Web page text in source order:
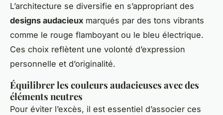
L’architecture se diversifie en s’appropriant des
designs audacieux marqués par des tons vibrants
comme le rouge flamboyant ou le bleu électrique.
Ces choix reflètent une volonté d’expression
personnelle et d’originalité.
Équilibrer les couleurs audacieuses avec des
éléments neutres
Pour éviter l’excès, il est essentiel d’associer ces